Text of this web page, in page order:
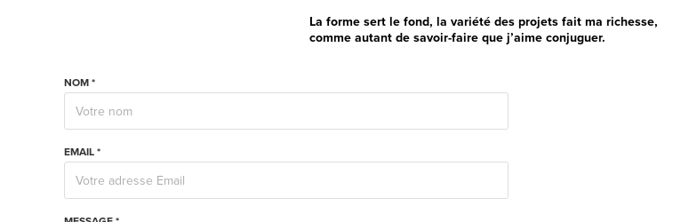
La forme sert le fond, la variété des projets fait ma richesse,
comme autant de savoir-faire que j’aime conjuguer.
NOM *
EMAIL *